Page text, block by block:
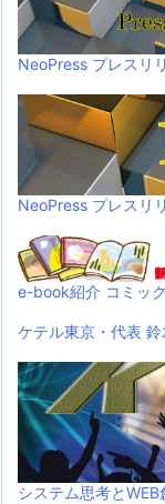
NeoPress プレスリ
NeoPress プレスリ
e-book紹介 コミッ
ケテル東京・代表 鈴
システム思考と